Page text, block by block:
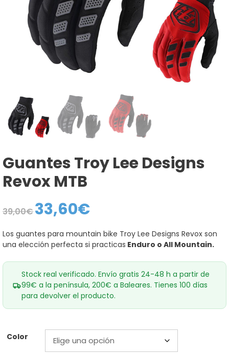
Guantes Troy Lee Designs
Revox MTB
39,00€
El
precio
era:
39,00€.
33,60€El
precio
es:
33,60€.
Los guantes para mountain bike Troy Lee Designs Revox son
una elección perfecta si practicas Enduro o All Mountain.
Stock real verificado. Envío gratis 24-48 h a partir de
99€ a la península, 200€ a Baleares. Tienes 100 días
para devolver el producto.
Color